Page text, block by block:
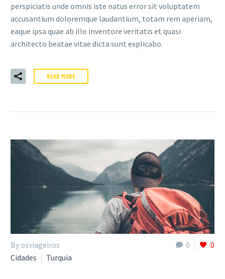
perspiciatis unde omnis iste natus error sit voluptatem
accusantium doloremque laudantium, totam rem aperiam,
eaque ipsa quae ab illo inventore veritatis et quasi
architecto beatae vitae dicta sunt explicabo.
READ MORE
0 0
By osviageiros
Cidades
Turquia